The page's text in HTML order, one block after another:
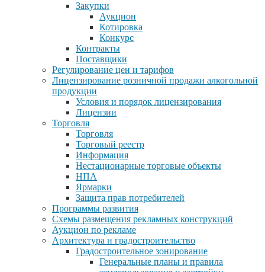
Закупки
Аукцион
Котировка
Конкурс
Контракты
Поставщики
Регулирование цен и тарифов
Лицензирование розничной продажи алкогольной
продукции
Условия и порядок лицензирования
Лицензии
Торговля
Торговля
Торговый реестр
Информация
Нестационарные торговые объекты
НПА
Ярмарки
Защита прав потребителей
Программы развития
Схемы размещения рекламных конструкций
Аукцион по рекламе
Архитектура и градостроительство
Градостроительное зонирование
Генеральные планы и правила